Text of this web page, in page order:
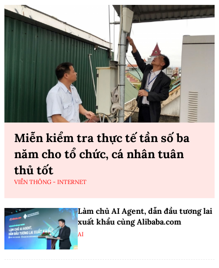
Miễn kiểm tra thực tế tần số ba
năm cho tổ chức, cá nhân tuân
thủ tốt
VIỄN THÔNG - INTERNET
Làm chủ AI Agent, dẫn đầu tương lai
xuất khẩu cùng Alibaba.com
AI